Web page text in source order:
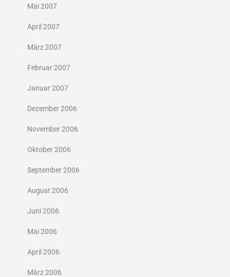
Mai 2007
April 2007
März 2007
Februar 2007
Januar 2007
Dezember 2006
November 2006
Oktober 2006
September 2006
August 2006
Juni 2006
Mai 2006
April 2006
März 2006